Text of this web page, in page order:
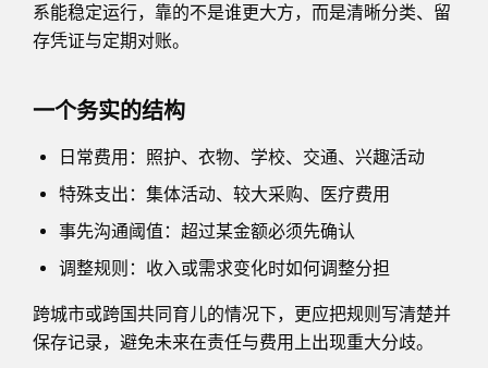
系能稳定运行，靠的不是谁更大方，而是清晰分类、留
存凭证与定期对账。
一个务实的结构
日常费用：照护、衣物、学校、交通、兴趣活动
特殊支出：集体活动、较大采购、医疗费用
事先沟通阈值：超过某金额必须先确认
调整规则：收入或需求变化时如何调整分担
跨城市或跨国共同育儿的情况下，更应把规则写清楚并
保存记录，避免未来在责任与费用上出现重大分歧。